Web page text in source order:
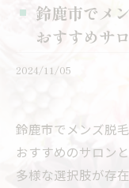
鈴鹿市でメ
おすすめサ
2024/11/05
鈴鹿市でメンズ脱
おすすめのサロン
多様な選択肢が存